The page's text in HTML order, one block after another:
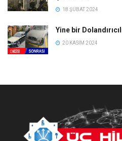
18 ŞUBAT 2024
Yine bir
20 KASIM 2024